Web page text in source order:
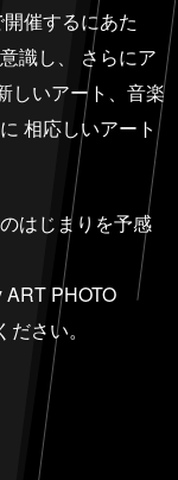
催するにあた
識し、 さらにア
しいアート、音楽
相応しいアート
はじまりを予感
ART PHOTO
さい。